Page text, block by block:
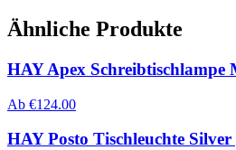
Ähnliche Produkte
HAY Apex Schreibtischlampe
Ab €124.00
HAY Posto Tischleuchte Silver